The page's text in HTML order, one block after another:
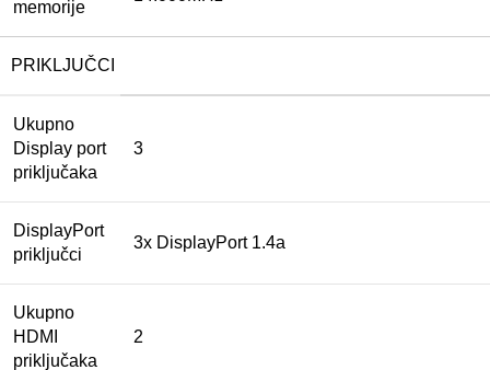
memorije
PRIKLJUČCI
Ukupno
Display port
priključaka
3
DisplayPort
priključci
3x DisplayPort 1.4a
Ukupno
HDMI
priključaka
2